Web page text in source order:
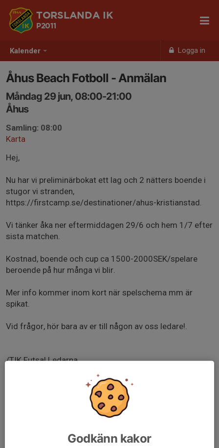
Kalender Logga in
TORSLANDA IK
P2011
Åhus Beach Fotboll - Anmälan
Måndag 29 jun, 08:00-21:00
Åhus
Samling: 08:00
Karta
Hej,
Nu har vi preliminärbokat ett lag och 2 nätters boende i
stugor vi stranden,
https://firstcamp.se/destinationer/ahus-kristianstad.
Vi tänker åka ner eftermiddagen 29/6 och hem 1/7 efter
sista matchen.
Kostnad, boende och cup ca 1500-2000SEK/spelare
beroende på hur många vi blir.
Mer info kommer inom kort när spelschema mm är
spikat.
Vid frågor, hör bara av er till någon av oss ledare!.
/TIK Futsal Ledarna.
Godkänn kakor